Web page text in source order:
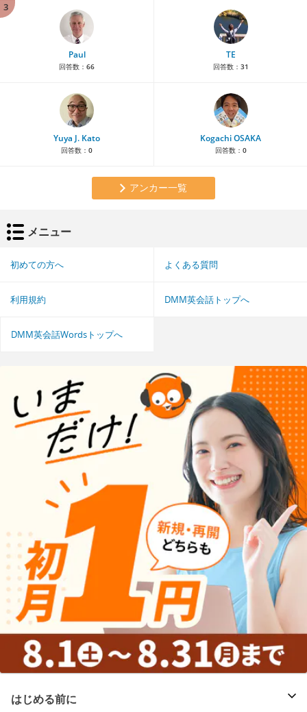
3
Paul
回答数： 66
TE
回答数： 31
Yuya J. Kato
回答数： 0
Kogachi OSAKA
回答数： 0
アンカー一覧
メニュー
初めての方へ よくある質問
利用規約 DMM英会話トップへ
DMM英会話Wordsトップへ
はじめる前に